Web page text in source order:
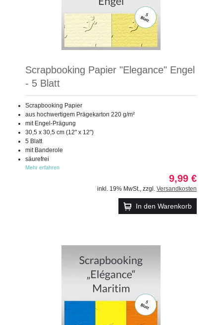
Scrapbooking Papier "Elegance" Engel
- 5 Blatt
Scrapbooking Papier
aus hochwertigem Prägekarton 220 g/m²
mit Engel-Prägung
30,5 x 30,5 cm (12" x 12")
5 Blatt
mit Banderole
säurefrei
Mehr erfahren
9,99 €
inkl. 19% MwSt., zzgl. Versandkosten
In den Warenkorb